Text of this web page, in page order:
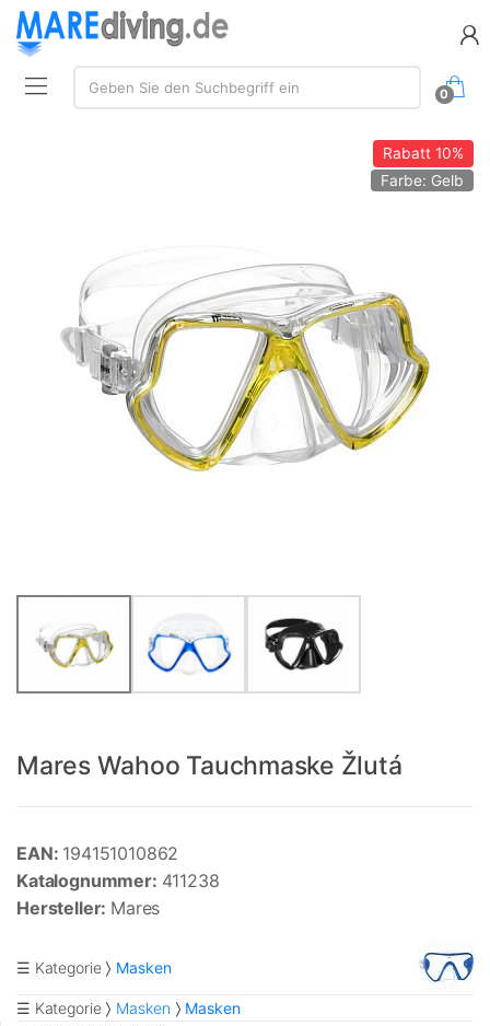
Suche:
Geben Sie den Suchbegriff ein
0
Rabatt10%
Farbe: Gelb
Mares Wahoo Tauchmaske Žlutá
EAN: 194151010862
Katalognummer: 411238
Hersteller: Mares
☰ Kategorie Masken
☰ Kategorie Masken Masken